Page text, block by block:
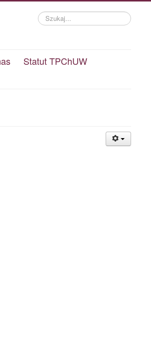
Szukaj...
Statut TPChUW